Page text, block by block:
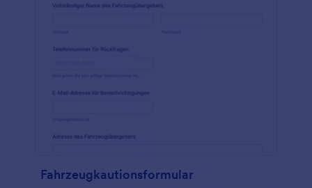
Fahrzeugkautionsformular